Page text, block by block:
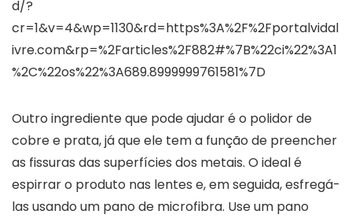
d/?
cr=1&v=4&wp=1130&rd=https%3A%2F%2Fportalvidal
ivre.com&rp=%2Farticles%2F882#%7B%22ci%22%3A1
%2C%22os%22%3A689.8999999761581%7D
Outro ingrediente que pode ajudar é o polidor de
cobre e prata, já que ele tem a função de preencher
as fissuras das superfícies dos metais. O ideal é
espirrar o produto nas lentes e, em seguida, esfregá-
las usando um pano de microfibra. Use um pano